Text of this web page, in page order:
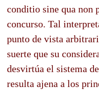
conditio sine qua non
concurso. Tal
punto de vista
suerte que su
desvirtúa el sistema
resulta ajena a los